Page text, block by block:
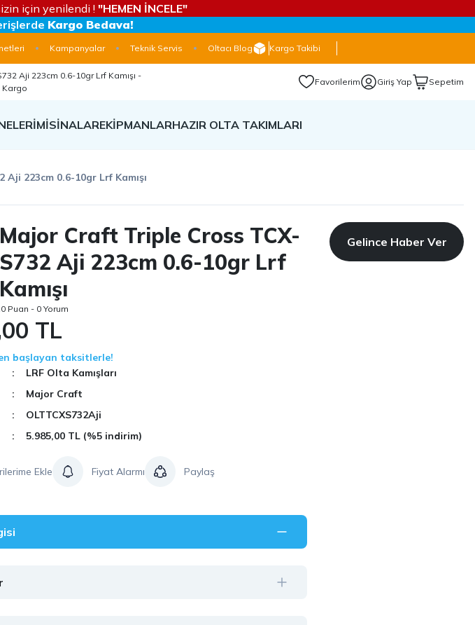
için yenilendi ! "HEMEN İNCELE"
Kargo Bedava!
Kampanyalar Teknik Servis Oltacı Blog Kargo Takibi
Favorilerim Giriş Yap Sepetim
MİSİNALAREKİPMANLARHAZIR OLTA TAKIMLARI
223cm 0.6-10gr Lrf Kamışı
Major Craft Triple Cross TCX-
S732 Aji 223cm 0.6-10gr Lrf
Kamışı
Puan - 0 Yorum
TL
başlayan taksitlerle!
LRF Olta Kamışları
Major Craft
OLTTCXS732Aji
5.985,00 TL (%5 indirim)
Fiyat Alarmı Paylaş
Gelince Haber Ver